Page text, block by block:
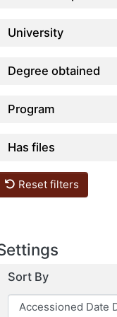
University
Degree obtained
Program
Has files
Reset filters
Sort By